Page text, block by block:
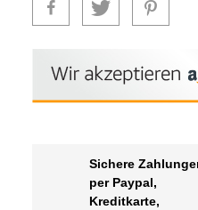
Sichere
per Paypal,
Kreditkarte,